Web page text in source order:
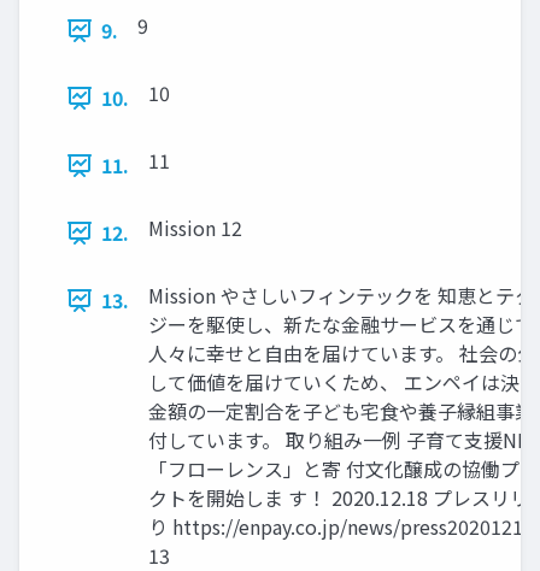
9. 9
10. 10
11. 11
12. Mission 12
13.
Mission やさしいフィンテックを 知恵とテク
ジーを駆使し、新たな金融サービスを通じて
人々に幸せと自由を届けています。 社会の
して価値を届けていくため、 エンペイは決
金額の一定割合を子ども宅食や養子縁組事業
付しています。 取り組み一例 子育て支援
「フローレンス」と寄 付文化醸成の協働プ
クトを開始しま す！ 2020.12.18 プレスリリ
り https://enpay.co.jp/news/
13